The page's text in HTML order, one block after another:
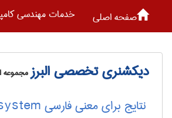
صفحه اصلی خدمات مهندسی
دیکشنری تخصصی البرزمجموعه
نتایج برای معنی فارسی bus system